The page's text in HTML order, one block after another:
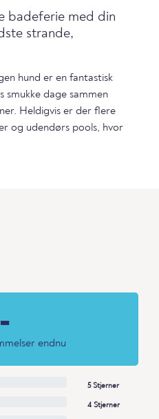
badeferie med din
strande,
hund er en fantastisk
smukke dage sammen
Heldigvis er der flere
og udendørs pools, hvor
-
endnu
5 Stjerner
4 Stjerner